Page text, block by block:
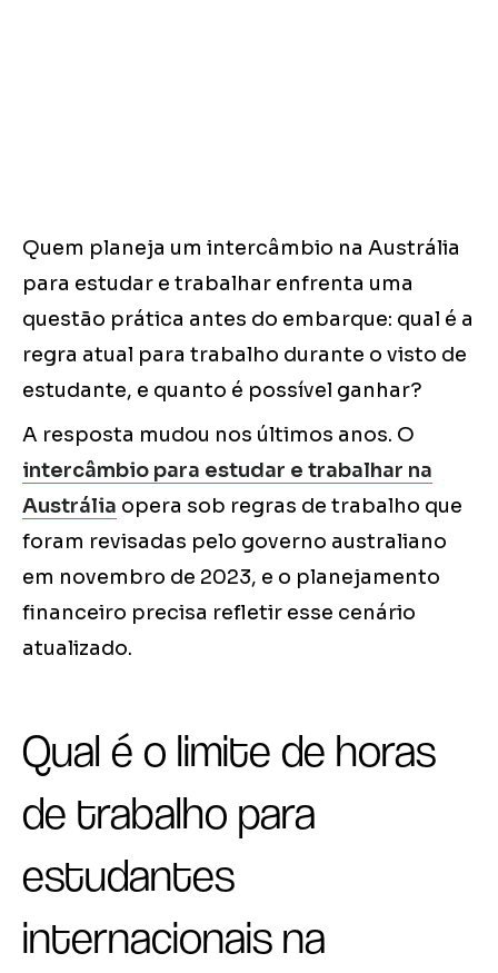
Quem planeja um intercâmbio na Austrália
para estudar e trabalhar enfrenta uma
questão prática antes do embarque: qual é a
regra atual para trabalho durante o visto de
estudante, e quanto é possível ganhar?
A resposta mudou nos últimos anos. O
intercâmbio para estudar e trabalhar na
Austrália opera sob regras de trabalho que
foram revisadas pelo governo australiano
em novembro de 2023, e o planejamento
financeiro precisa refletir esse cenário
atualizado.
Qual é o limite de horas
de trabalho para
estudantes
internacionais na